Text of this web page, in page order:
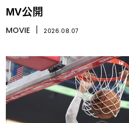
MV公開
MOVIE 2026.08.07